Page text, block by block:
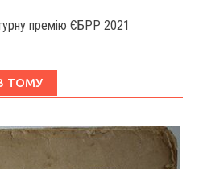
премію ЄБРР 2021
ТОМУ